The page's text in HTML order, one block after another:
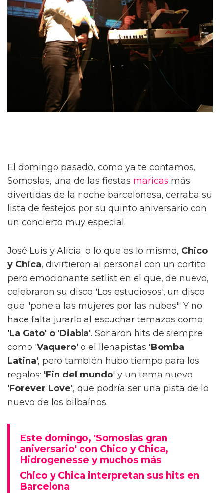
El domingo pasado, como ya te contamos,
Somoslas, una de las fiestas maricas más
divertidas de la noche barcelonesa, cerraba su
lista de festejos por su quinto aniversario con
un concierto muy especial.
José Luis y Alicia, o lo que es lo mismo, Chico
y Chica, divirtieron al personal con un cortito
pero emocionante setlist en el que, de nuevo,
celebraron su disco 'Los estudiosos', un disco
que "pone a las mujeres por las nubes". Y no
hace falta jurarlo al escuchar temazos como
'La Gato' o 'Diabla'. Sonaron hits de siempre
como 'Vaquero' o el llenapistas 'Bomba
Latina', pero también hubo tiempo para los
regalos: 'Fin del mundo' y un tema nuevo
'Forever Love', que podría ser una pista de lo
nuevo de los bilbaínos.
Este domingo, 'Somoslas gran
aniversario' con Chico y Chica,
Hidrogenesse y muchos más
Chico y Chica interpretan sus hits en
Barcelona